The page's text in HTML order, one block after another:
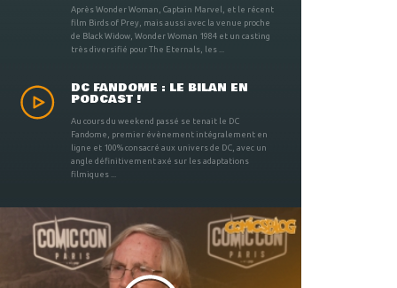
Après Wonder Woman, Captain Marvel, et le récent
film Birds of Prey, mais aussi avec la venue proche
de Black Widow, Wonder Woman 1984 et un casting
très diversifié pour The Eternals, les ...
DC FANDOME : LE BILAN EN
PODCAST !
Au cours du weekend passé se tenait le DC
Fandome, premier évènement intégralement en
ligne et 100% consacré aux univers de DC, avec un
angle définitivement axé sur les adaptations
filmiques ...